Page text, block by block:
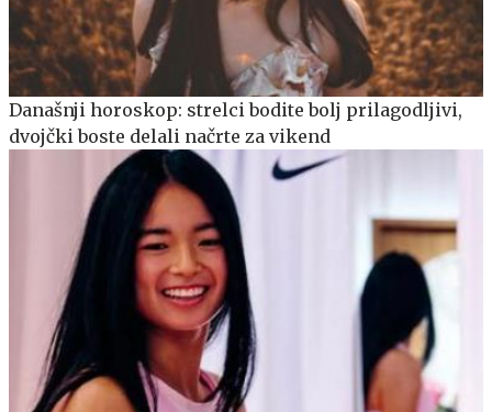
Današnji horoskop: strelci bodite bolj prilagodljivi,
dvojčki boste delali načrte za vikend